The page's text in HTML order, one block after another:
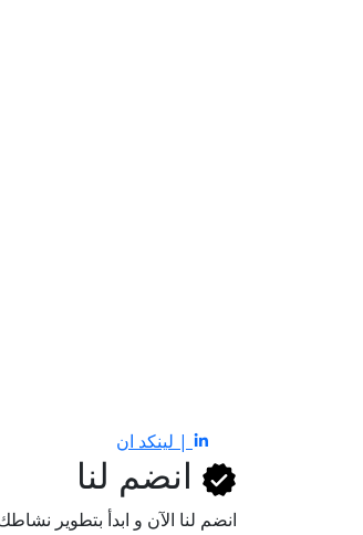
| لينكد ان
انضم لنا
انضم لنا اﻵن و ابدأ بتطوير